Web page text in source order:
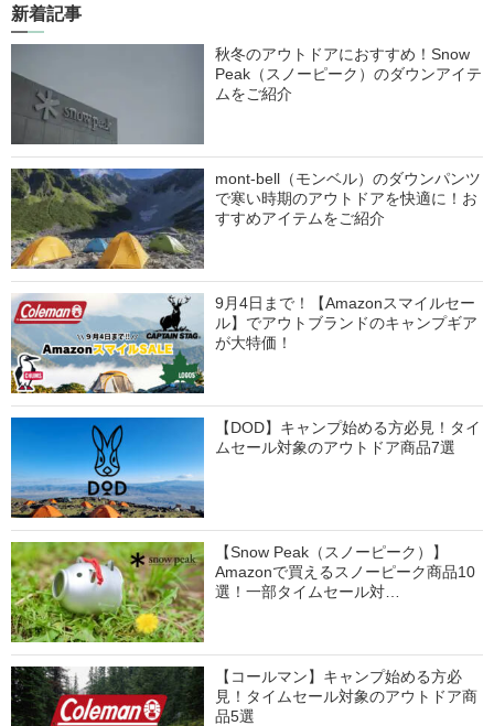
新着記事
秋冬のアウトドアにおすすめ！Snow
Peak（スノーピーク）のダウンアイテ
ムをご紹介
mont-bell（モンベル）のダウンパンツ
で寒い時期のアウトドアを快適に！お
すすめアイテムをご紹介
9月4日まで！【Amazonスマイルセー
ル】でアウトブランドのキャンプギア
が大特価！
【DOD】キャンプ始める方必見！タイ
ムセール対象のアウトドア商品7選
【Snow Peak（スノーピーク）】
Amazonで買えるスノーピーク商品10
選！一部タイムセール対…
【コールマン】キャンプ始める方必
見！タイムセール対象のアウトドア商
品5選